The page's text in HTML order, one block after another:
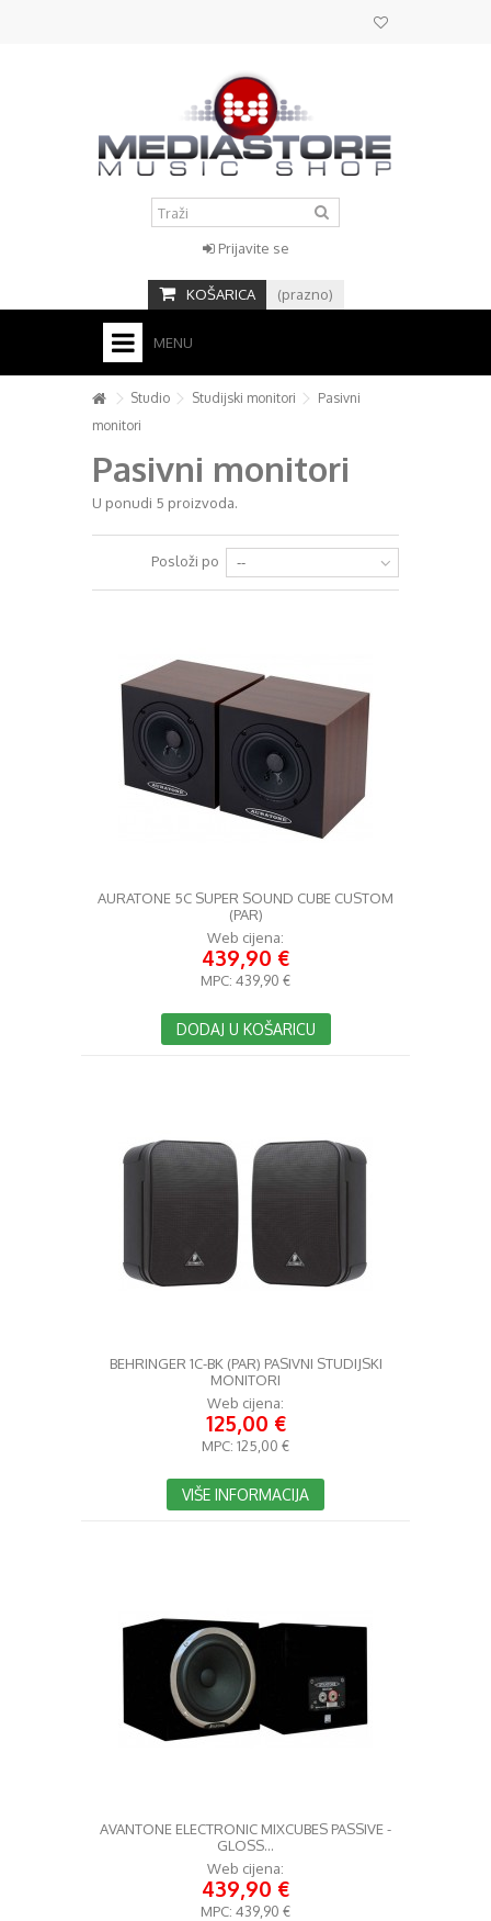
Prijavite se
KOŠARICA (prazno)
MENU
HOME
STUDIO
+
KLAVIJATURE
BUBNJEVI
RASVJETA
SLUŠALICE
+
Studio Studijski monitori
Pasivni
monitori
Pasivni monitori
U ponudi 5 proizvoda.
Posloži po --
AURATONE 5C SUPER SOUND CUBE CUSTOM
(PAR)
Web cijena:
439,90 €
MPC: 439,90 €
DODAJ U KOŠARICU
BEHRINGER 1C-BK (PAR) PASIVNI STUDIJSKI
MONITORI
Web cijena:
125,00 €
MPC: 125,00 €
VIŠE INFORMACIJA
AVANTONE ELECTRONIC MIXCUBES PASSIVE -
GLOSS...
Web cijena:
439,90 €
MPC: 439,90 €